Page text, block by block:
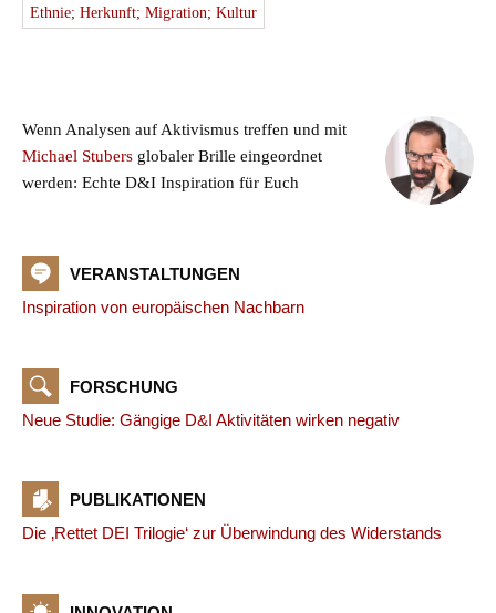
Ethnie; Herkunft; Migration; Kultur
Wenn Analysen auf Aktivismus treffen und mit
Michael Stubers globaler Brille eingeordnet
werden: Echte D&I Inspiration für Euch
VERANSTALTUNGEN
Inspiration von europäischen Nachbarn
FORSCHUNG
Neue Studie: Gängige D&I Aktivitäten wirken negativ
PUBLIKATIONEN
Die ‚Rettet DEI Trilogie‘ zur Überwindung des Widerstands